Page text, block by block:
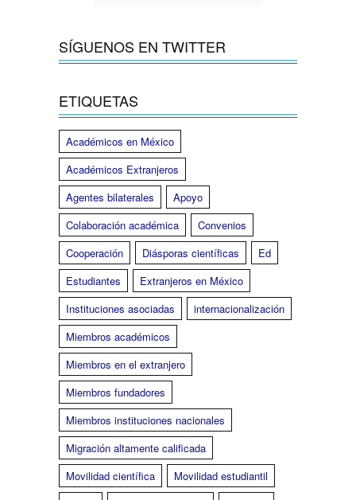
SÍGUENOS EN TWITTER
ETIQUETAS
Académicos en México
Académicos Extranjeros
Agentes bilaterales
Apoyo
Colaboración académica
Convenios
Cooperación
Diásporas científicas
Ed
Estudiantes
Extranjeros en México
Instituciones asociadas
internacionalización
Miembros académicos
Miembros en el extranjero
Miembros fundadores
Miembros instituciones nacionales
Migración altamente calificada
Movilidad científica
Movilidad estudiantil